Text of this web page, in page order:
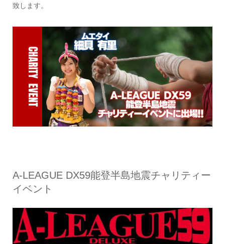
致します。
A-LEAGUE DX59能登半島地震チャリティー
イベント